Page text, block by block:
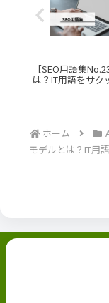
【SEO用語集
は？IT用語をサク
ホーム
モデルとは？IT用